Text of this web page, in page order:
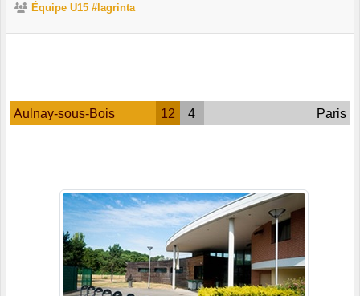
Équipe U15 #lagrinta
Aulnay-sous-Bois 12 4 Paris